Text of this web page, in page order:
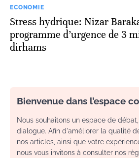
ECONOMIE
Stress hydrique: Nizar
programme d’urgence de 3
dirhams
Bienvenue dans l’espace
Nous souhaitons un espace de
dialogue. Afin d'améliorer la qualité
nos articles, ainsi que votre
nous vous invitons à consulter nos